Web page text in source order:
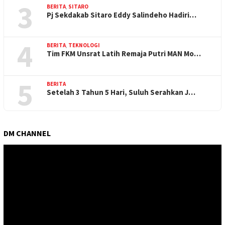
3 BERITA, SITARO
Pj Sekdakab Sitaro Eddy Salindeho Hadiri…
4 BERITA, TEKNOLOGI
Tim FKM Unsrat Latih Remaja Putri MAN Mo…
5 BERITA
Setelah 3 Tahun 5 Hari, Suluh Serahkan J…
DM CHANNEL